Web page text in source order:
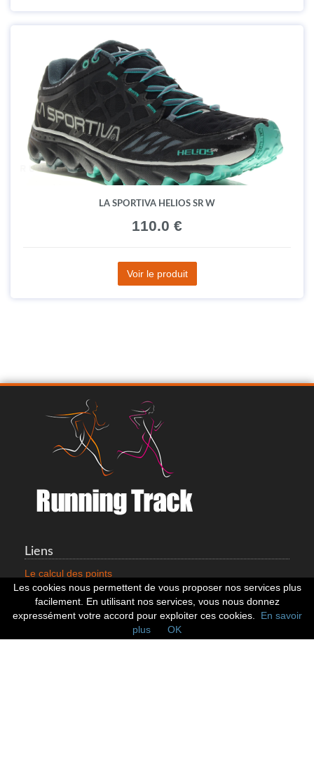
LA SPORTIVA HELIOS SR W
110.0 €
Voir le produit
Liens
Le calcul des points
Mentions légales
Nous contacter
Cookies
Statistiques
Les cookies nous permettent de vous proposer nos services plus
facilement. En utilisant nos services, vous nous donnez
expressément votre accord pour exploiter ces cookies.
En savoir
plus
OK